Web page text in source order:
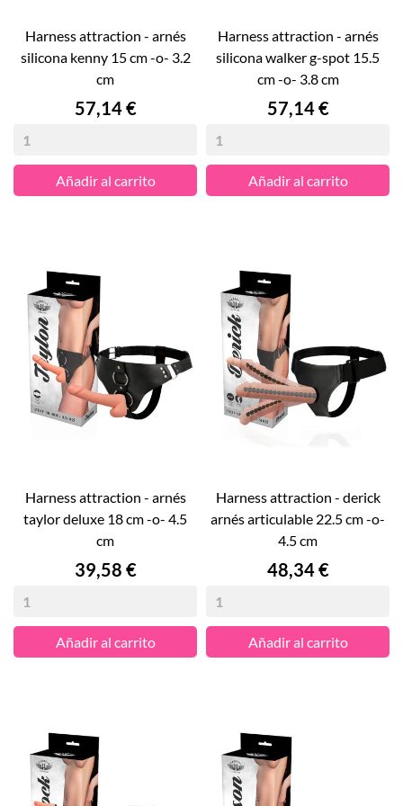
harness attraction - arnés
silicona kenny 15 cm -o- 3.2
cm
Precio
57,14 €
Añadir al carrito
harness attraction - arnés
silicona walker g-spot 15.5
cm -o- 3.8 cm
Precio
57,14 €
Añadir al carrito
harness attraction - arnés
taylor deluxe 18 cm -o- 4.5
cm
Precio
39,58 €
Añadir al carrito
harness attraction - derick
arnés articulable 22.5 cm -o-
4.5 cm
Precio
48,34 €
Añadir al carrito